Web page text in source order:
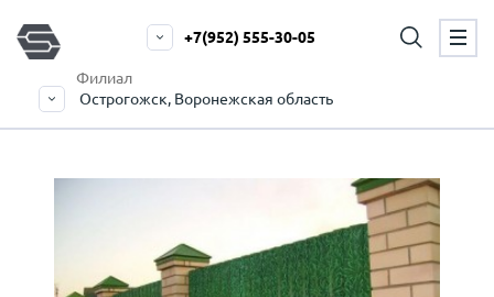
Филиал
Острогожск, Воронежская область
+7(952) 555-30-05